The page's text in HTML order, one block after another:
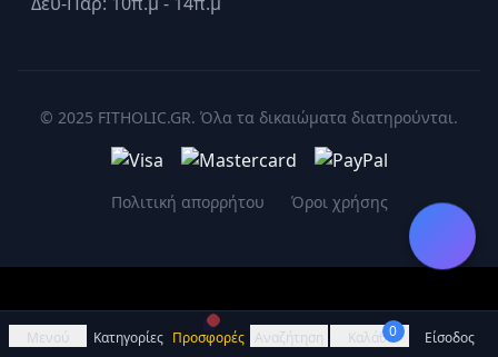
Μενού Κατηγορίες Προσφορές Αναζήτηση 0
Καλάθι Είσοδος
© 2025 FITHOLIC.GR. Όλα τα δικαιώματα διατηρούνται.
Πολιτική απορρήτου Όροι χρήσης